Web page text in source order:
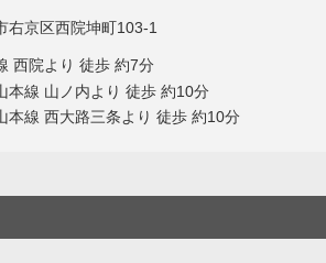
右京区西院坤町103-1
西院より 徒歩 約7分
本線 山ノ内より 徒歩 約10分
本線 西大路三条より 徒歩 約10分